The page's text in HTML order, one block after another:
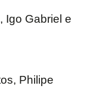
Igo Gabriel e
Philipe